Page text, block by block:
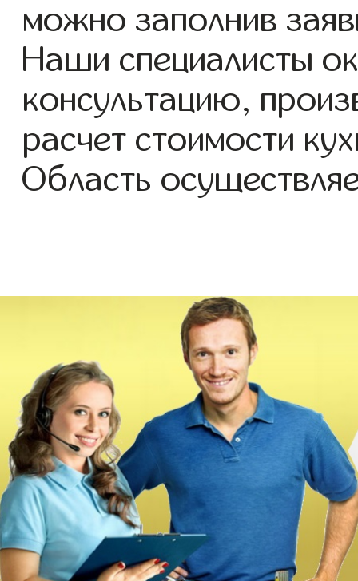
можно заполнив
Наши специалисты
консультацию,
расчет стоимости
Область